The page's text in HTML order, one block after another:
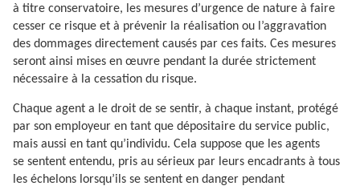
à titre conservatoire, les mesures d’urgence de nature à faire
cesser ce risque et à prévenir la réalisation ou l’aggravation
des dommages directement causés par ces faits. Ces mesures
seront ainsi mises en œuvre pendant la durée strictement
nécessaire à la cessation du risque.
Chaque agent a le droit de se sentir, à chaque instant, protégé
par son employeur en tant que dépositaire du service public,
mais aussi en tant qu’individu. Cela suppose que les agents
se sentent entendu, pris au sérieux par leurs encadrants à tous
les échelons lorsqu’ils se sentent en danger pendant